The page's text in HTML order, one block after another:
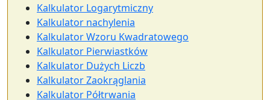
Kalkulator Logarytmiczny
Kalkulator nachylenia
Kalkulator Wzoru Kwadratowego
Kalkulator Pierwiastków
Kalkulator Dużych Liczb
Kalkulator Zaokrąglania
Kalkulator Półtrwania